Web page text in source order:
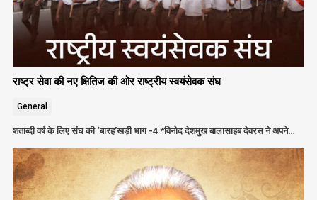
राष्ट्र सेवा की नए क्षितिज की ओर राष्ट्रीय स्वयंसेवक संघ
General
शताब्दी वर्ष के लिए संघ की ‘बारह’खड़ी भाग -4 *विनोद देशमुख बालासाहब देवरस ने अपने…